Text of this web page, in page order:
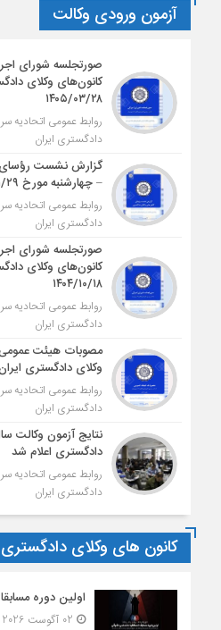
آزمون ورودی وکالت
صورتجلسه شورای
کانون‌های وکلای
۱۴۰۵/۰۳/۲۸
روابط عمومی اتحادیه
دادگستری ایران
گزارش نشست رؤسای
– چهارشنبه مورخ ۱۴۰۴/۱۱/۲۹
روابط عمومی اتحادیه
دادگستری ایران
صورتجلسه شورای
کانون‌های وکلای
۱۴۰۴/۱۰/۱۸
روابط عمومی اتحادیه
دادگستری ایران
مصوبات هیئت عمومی
وکلای دادگستری ایران
روابط عمومی اتحادیه
دادگستری ایران
دادگستری اعلام شد
روابط عمومی اتحادیه
دادگستری ایران
کانون های وکلای دادگستری
اولین دوره